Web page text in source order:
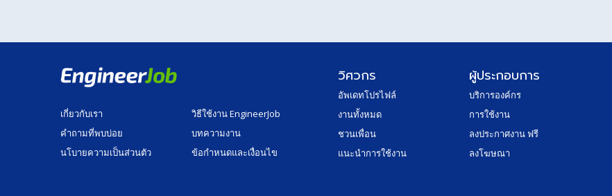
เกี่ยวกับเรา
คำถามที่พบบ่อย
นโบายความเป็นส่วนตัว
วิธีใช้งาน EngineerJob
บทความงาน
ข้อกำหนดและเงื่อนไข
วิศวกร
อัพเดทโปรไฟล์
งานทั้งหมด
ชวนเพื่อน
แนะนำการใช้งาน
ผู้ประกอบการ
บริการองค์กร
การใช้งาน
ลงประกาศงาน ฟรี
ลงโฆษณา